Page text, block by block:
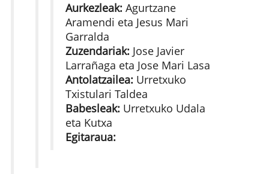
Aurkezleak:Agurtzane
Aramendi eta Jesus Mari
Garralda
Zuzendariak:Jose Javier
Larrañaga eta Jose Mari Lasa
Antolatzailea:Urretxuko
Txistulari Taldea
Babesleak:Urretxuko Udala
eta Kutxa
Egitaraua: